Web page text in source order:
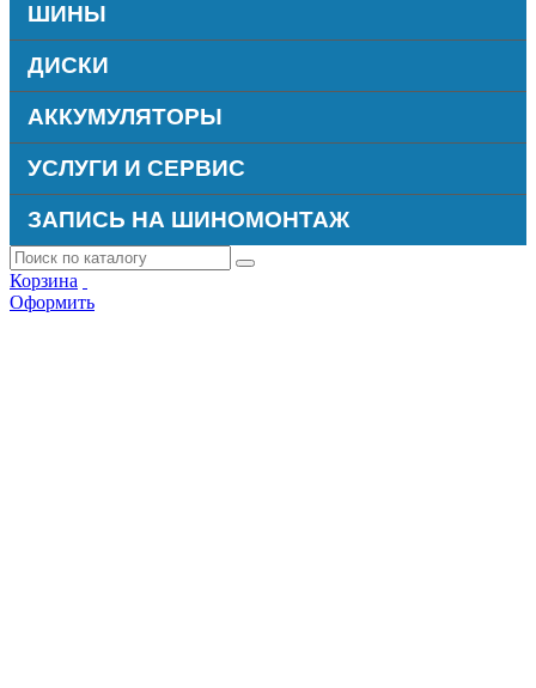
ШИНЫ
ДИСКИ
АККУМУЛЯТОРЫ
УСЛУГИ И СЕРВИС
ЗАПИСЬ НА ШИНОМОНТАЖ
Корзина
Оформить